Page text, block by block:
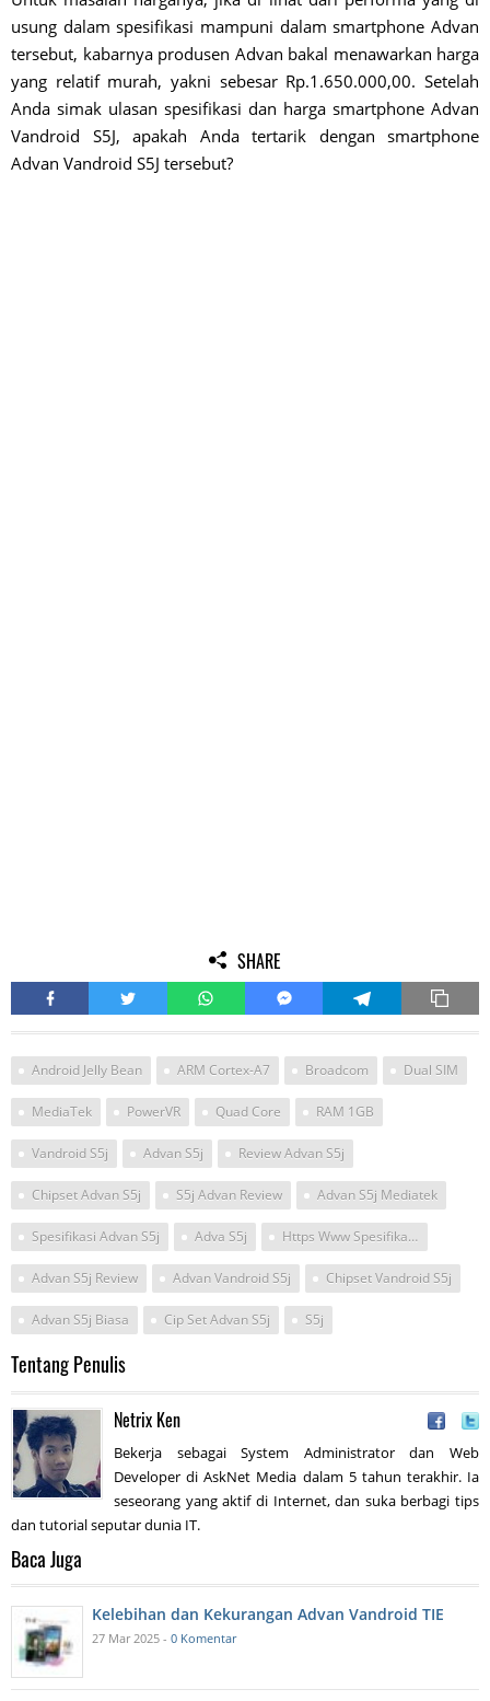
usung dalam spesifikasi mampuni dalam smartphone Advan
tersebut, kabarnya produsen Advan bakal menawarkan harga
yang relatif murah, yakni sebesar Rp.1.650.000,00. Setelah
Anda simak ulasan spesifikasi dan harga smartphone Advan
Vandroid S5J, apakah Anda tertarik dengan smartphone
Advan Vandroid S5J tersebut?
SHARE
Android Jelly Bean ARM Cortex-A7 Broadcom Dual SIM
MediaTek PowerVR Quad Core RAM 1GB
Vandroid S5j Advan S5j Review Advan S5j
Chipset Advan S5j S5j Advan Review Advan S5j Mediatek
Spesifikasi Advan S5j Adva S5j Https Www Spesifikasiharga Com Review Kelebihan Spesifikasi Harga Advan Vandroid S5j
Advan S5j Review Advan Vandroid S5j Chipset Vandroid S5j
Advan S5j Biasa Cip Set Advan S5j S5j
Tentang Penulis
Netrix Ken
Bekerja sebagai System Administrator dan Web
Developer di AskNet Media dalam 5 tahun terakhir. Ia
seseorang yang aktif di Internet, dan suka berbagi tips
dan tutorial seputar dunia IT.
Baca Juga
Kelebihan dan Kekurangan Advan Vandroid TIE
27 Mar 2025 - 0 Komentar